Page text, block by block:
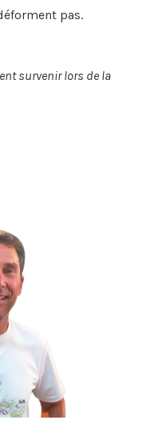
pas.
survenir lors de la